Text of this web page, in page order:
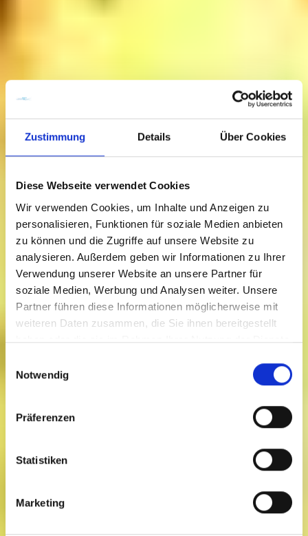
Zustimmung Details Über Cookies
Diese Webseite verwendet Cookies
Wir verwenden Cookies, um Inhalte und Anzeigen zu
personalisieren, Funktionen für soziale Medien anbieten
zu können und die Zugriffe auf unsere Website zu
analysieren. Außerdem geben wir Informationen zu Ihrer
Verwendung unserer Website an unsere Partner für
soziale Medien, Werbung und Analysen weiter. Unsere
Partner führen diese Informationen möglicherweise mit
weiteren Daten zusammen, die Sie ihnen bereitgestellt
haben oder die sie im Rahmen Ihrer Nutzung der Dienste
Notwendig
Präferenzen
Statistiken
Marketing
City-Tour